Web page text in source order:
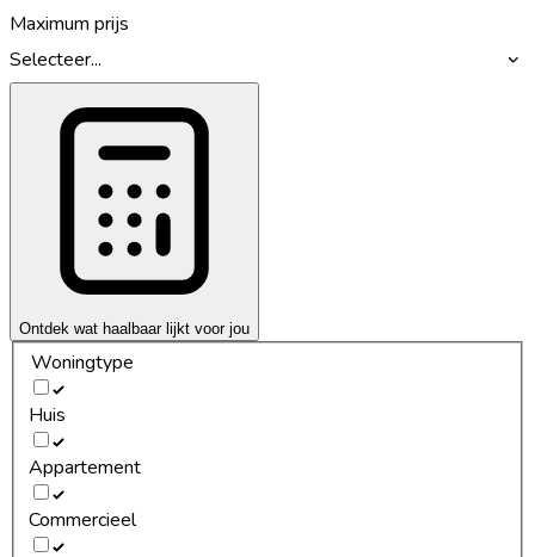
Maximum prijs
Selecteer...
Ontdek wat haalbaar lijkt voor jou
Woningtype
Huis
Appartement
Commercieel